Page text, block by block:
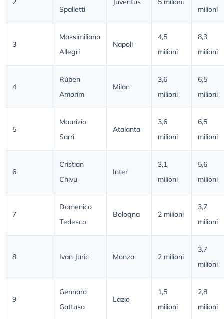
Spalletti
milioni
3
Massimiliano
Allegri
Napoli
4,5
milioni
8,3
milioni
4
Rúben
Amorim
Milan
3,6
milioni
6,5
milioni
5
Maurizio
Sarri
Atalanta
3,6
milioni
6,5
milioni
6
Cristian
Chivu
Inter
3,1
milioni
5,6
milioni
7
Domenico
Tedesco
Bologna 2 milioni
3,7
milioni
8 Ivan Juric Monza 2 milioni
3,7
milioni
9
Gennaro
Gattuso
Lazio
1,5
milioni
2,8
milioni